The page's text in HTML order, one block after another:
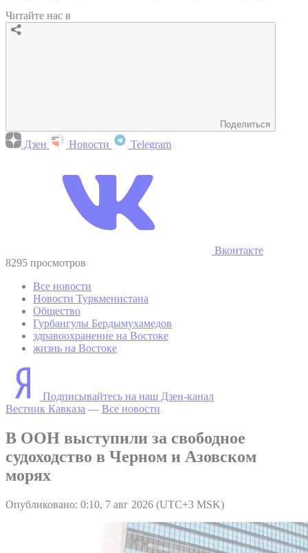
Читайте нас в
Поделиться
Дзен Новости Telegram
Вконтакте
8295 просмотров
Все новости
Новости Туркменистана
Общество
Гурбангулы Бердымухамедов
здравоохранение на Востоке
жизнь на Востоке
Подписывайтесь на наш Дзен-канал
Вестник Кавказа — Все новости
В ООН выступили за свободное
судоходство в Черном и Азовском
морях
Опубликовано: 0:10, 7 авг 2026 (UTC+3 MSK)